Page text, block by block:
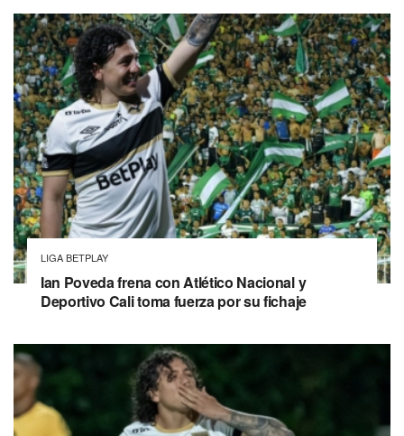
LIGA BETPLAY
Ian Poveda frena con Atlético Nacional y
Deportivo Cali toma fuerza por su fichaje